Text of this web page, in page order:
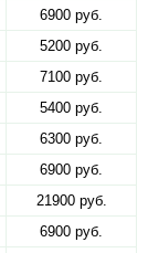
6900 руб.
5200 руб.
7100 руб.
5400 руб.
6300 руб.
6900 руб.
21900 руб.
6900 руб.